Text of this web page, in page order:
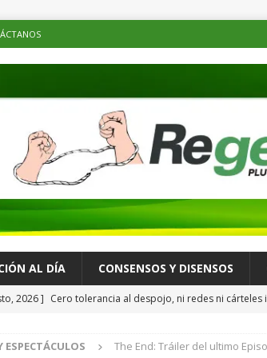
AL DÍA CONSENSOS Y DISENSOS
2026 ] Cero tolerancia al despojo, ni redes ni
ESPECTÁCULOS
The End: Tráiler del ultimo